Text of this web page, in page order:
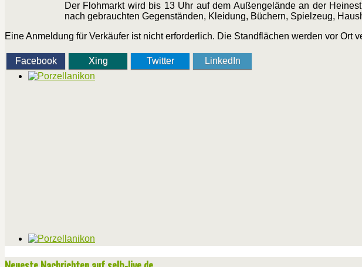
Der Flohmarkt wird bis 13 Uhr auf dem Außengelände an der
nach gebrauchten Gegenständen, Kleidung, Büchern, Spielzeug,
Eine Anmeldung für Verkäufer ist nicht erforderlich. Die Standflächen werden vor Ort
Facebook Xing Twitter LinkedIn